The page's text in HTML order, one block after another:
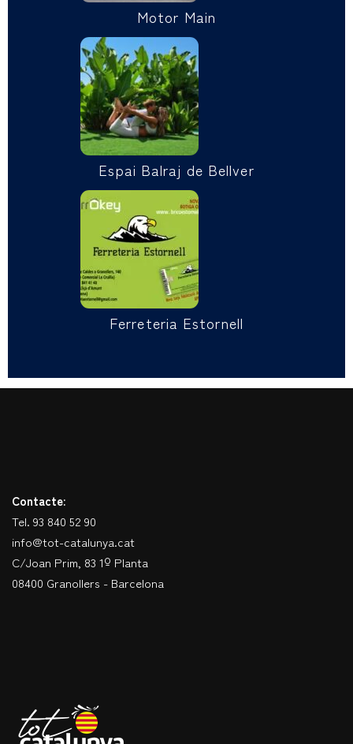
Motor Main
Espai Balraj de Bellver
Ferreteria Estornell
Contacte:
Tel. 93 840 52 90
info@tot-catalunya.cat
C/Joan Prim, 83 1º Planta
08400 Granollers - Barcelona